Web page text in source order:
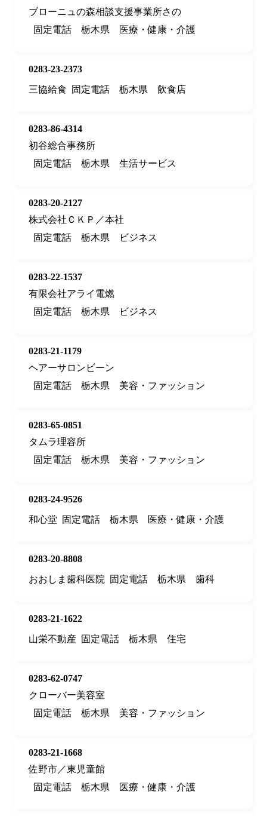
ブローニュの森相談支援事業所さの
固定電話
栃木県 医療・健康・介護
0283-23-2373
三協給食
固定電話 栃木県 飲食店
0283-86-4314
初谷総合事務所
固定電話
栃木県 生活サービス
0283-20-2127
株式会社ＣＫＰ／本社
固定電話
栃木県 ビジネス
0283-22-1537
有限会社アライ電燃
固定電話
栃木県 ビジネス
0283-21-1179
ヘアーサロンビーン
固定電話
栃木県 美容・ファッション
0283-65-0851
タムラ理容所
固定電話
栃木県 美容・ファッション
0283-24-9526
和心堂
固定電話 栃木県 医療・健康・介護
0283-20-8808
おおしま歯科医院
固定電話 栃木県 歯科
0283-21-1622
山栄不動産 固定電話 栃木県 住宅
0283-62-0747
クローバー美容室
固定電話
栃木県 美容・ファッション
0283-21-1668
佐野市／東児童館
固定電話
栃木県 医療・健康・介護